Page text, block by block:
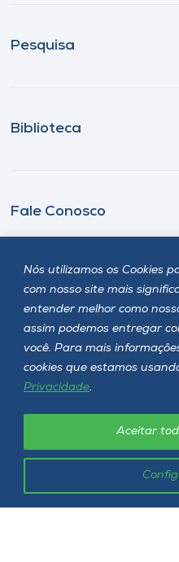
Nós utilizamos os Cookies
com nosso site mais
entender melhor como
assim podemos entregar
você. Para mais
cookies que estamos
Privacidade.
Aceitar
Pesquisa
Biblioteca
Fale Conosco
Onde estamos
Selecione o campus
Rua Getúlio Vargas, 2125 -
Joaçaba - SC - CEP 89600-
Telefone (49) 3551-2000